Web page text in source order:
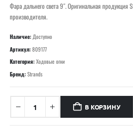
Фара дальнего света 9″. Оригинальная продукция
производителя.
Наличие: Доступно
Артикул:809177
Категория:Ходовые огни
Бренд:Strands
В КОРЗИНУ